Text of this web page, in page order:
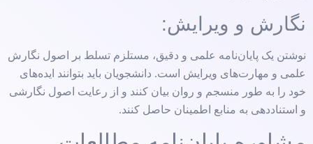
نگارش و ویرایش:
نوشتن یک پایان‌نامه علمی و دقیق، مستلزم تسلط بر اصول نگارش
علمی و مهارت‌های ویرایش است. دانشجویان باید بتوانند ایده‌های
خود را به طور منسجم و روان بیان کنند و از رعایت اصول نگارشی
و استناددهی به منابع اطمینان حاصل کنند.